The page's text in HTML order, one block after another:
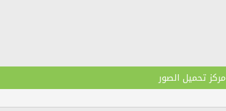
مركز تحميل الصور